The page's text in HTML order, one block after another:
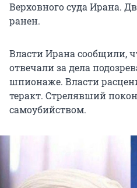
Верховного суда Ирана.
ранен.
Власти Ирана сообщили,
отвечали за дела
шпионаже. Власти
теракт. Стрелявший
самоубийством.